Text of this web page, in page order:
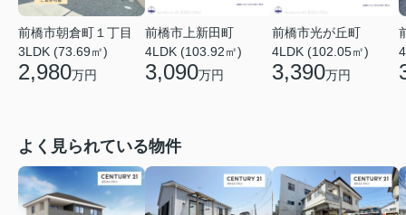
前橋市朝倉町１丁目
3LDK (73.69㎡)
2,980万円
前橋市上新田町
4LDK (103.92㎡)
3,090万円
前橋市光が丘町
4LDK (102.05㎡)
3,390万円
よく見られている物件